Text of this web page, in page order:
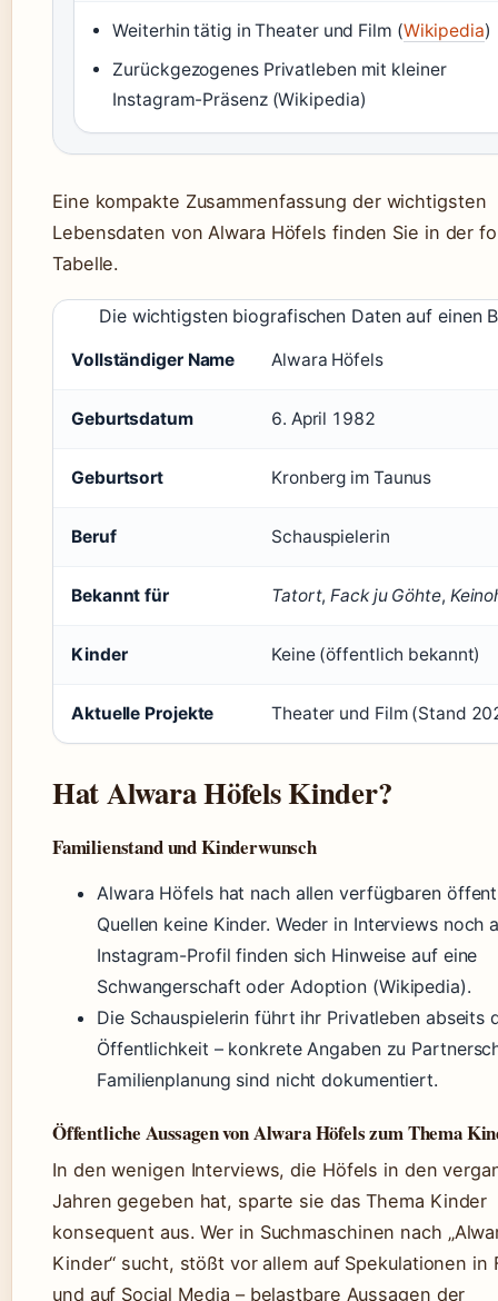
Weiterhin tätig in Theater und Film (Wikipedia)
Zurückgezogenes Privatleben mit kleiner
Instagram-Präsenz (Wikipedia)
Eine kompakte Zusammenfassung der wichtigsten
Lebensdaten von Alwara Höfels finden Sie in der
Tabelle.
Die wichtigsten biografischen Daten auf einen
Vollständiger Name Alwara Höfels
Geburtsdatum 6. April 1982
Geburtsort Kronberg im Taunus
Beruf Schauspielerin
Bekannt für Tatort,Fack ju Göhte,
Kinder Keine (öffentlich bekannt)
Aktuelle Projekte Theater und Film (Stand
Hat Alwara Höfels Kinder?
Familienstand und Kinderwunsch
Alwara Höfels hat nach allen verfügbaren
Quellen keine Kinder. Weder in Interviews noch
Instagram-Profil finden sich Hinweise auf eine
Schwangerschaft oder Adoption (Wikipedia).
Die Schauspielerin führt ihr Privatleben abseits
Öffentlichkeit – konkrete Angaben zu
Familienplanung sind nicht dokumentiert.
Öffentliche Aussagen von Alwara Höfels zum Thema
In den wenigen Interviews, die Höfels in den
Jahren gegeben hat, sparte sie das Thema Kinder
konsequent aus. Wer in Suchmaschinen nach
Kinder“ sucht, stößt vor allem auf Spekulationen in
und auf Social Media – belastbare Aussagen der